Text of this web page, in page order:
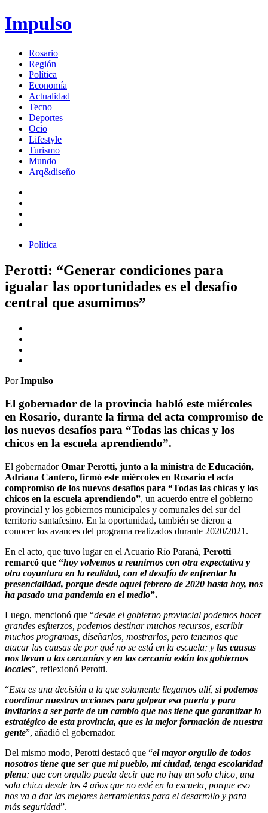
Impulso
Rosario
Región
Política
Economía
Actualidad
Tecno
Deportes
Ocio
Lifestyle
Turismo
Mundo
Arq&diseño
Política
Perotti: “Generar condiciones para
igualar las oportunidades es el desafío
central que asumimos”
PorImpulso
El gobernador de la provincia habló este miércoles
en Rosario, durante la firma del acta compromiso de
los nuevos desafíos para “Todas las chicas y los
chicos en la escuela aprendiendo”.
El gobernadorOmar Perotti, junto a la ministra de Educación,
Adriana Cantero, firmó este miércoles en Rosario el acta
compromiso de los nuevos desafíos para “Todas las chicas y los
chicos en la escuela aprendiendo”, un acuerdo entre el gobierno
provincial y los gobiernos municipales y comunales del sur del
territorio santafesino. En la oportunidad, también se dieron a
conocer los avances del programa realizados durante 2020/2021.
En el acto, que tuvo lugar en el Acuario Río Paraná, Perotti
remarcó que “hoy volvemos a reunirnos con otra expectativa y
otra coyuntura en la realidad, con el desafío de enfrentar la
presencialidad, porque desde aquel febrero de 2020 hasta hoy, nos
ha pasado una pandemia en el medio”.
Luego, mencionó que “desde el gobierno provincial podemos hacer
grandes esfuerzos, podemos destinar muchos recursos, escribir
muchos programas, diseñarlos, mostrarlos, pero tenemos que
atacar las causas de por qué no se está en la escuela; y las causas
nos llevan a las cercanías y en las cercanía están los gobiernos
locales”, reflexionó Perotti.
“Esta es una decisión a la que solamente llegamos allí, si podemos
coordinar nuestras acciones para golpear esa puerta y para
invitarlos a ser parte de un cambio que nos tiene que garantizar lo
estratégico de esta provincia, que es la mejor formación de nuestra
gente”, añadió el gobernador.
Del mismo modo, Perotti destacó que “el mayor orgullo de todos
nosotros tiene que ser que mi pueblo, mi ciudad, tenga escolaridad
plena; que con orgullo pueda decir que no hay un solo chico, una
sola chica desde los 4 años que no esté en la escuela, porque eso
nos va a dar las mejores herramientas para el desarrollo y para
más seguridad”.